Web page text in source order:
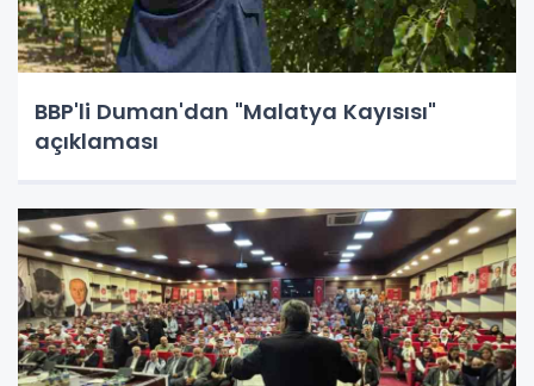
BBP'li Duman'dan "Malatya Kayısısı"
açıklaması